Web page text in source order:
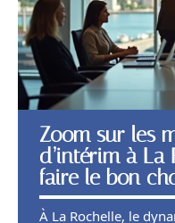
Zoom sur les
d’intérim à La
faire le bon
À La Rochelle, le